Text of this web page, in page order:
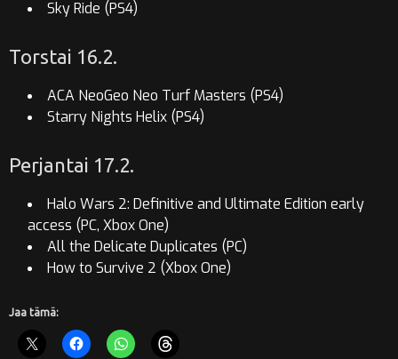
Sky Ride (PS4)
Torstai 16.2.
ACA NeoGeo Neo Turf Masters (PS4)
Starry Nights Helix (PS4)
Perjantai 17.2.
Halo Wars 2: Definitive and Ultimate Edition early
access (PC, Xbox One)
All the Delicate Duplicates (PC)
How to Survive 2 (Xbox One)
Jaa tämä: